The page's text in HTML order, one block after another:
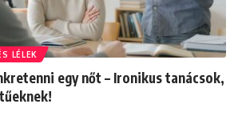
LÉLEK
egy nőt – Ironikus tanácsok,